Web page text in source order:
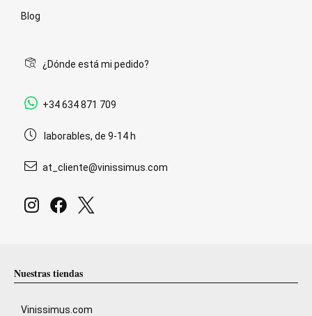
Blog
¿Dónde está mi pedido?
+34 634 871 709
laborables, de 9-14 h
at_cliente@vinissimus.com
Nuestras tiendas
Vinissimus.com